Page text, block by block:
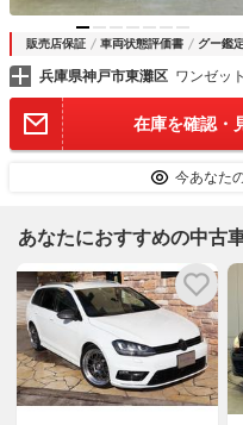
販売店保証 車両状態評価書 グー鑑
兵庫県神戸市東灘区 ワンゼッ
在庫を確認・
今あなた
あなたにおすすめの中古